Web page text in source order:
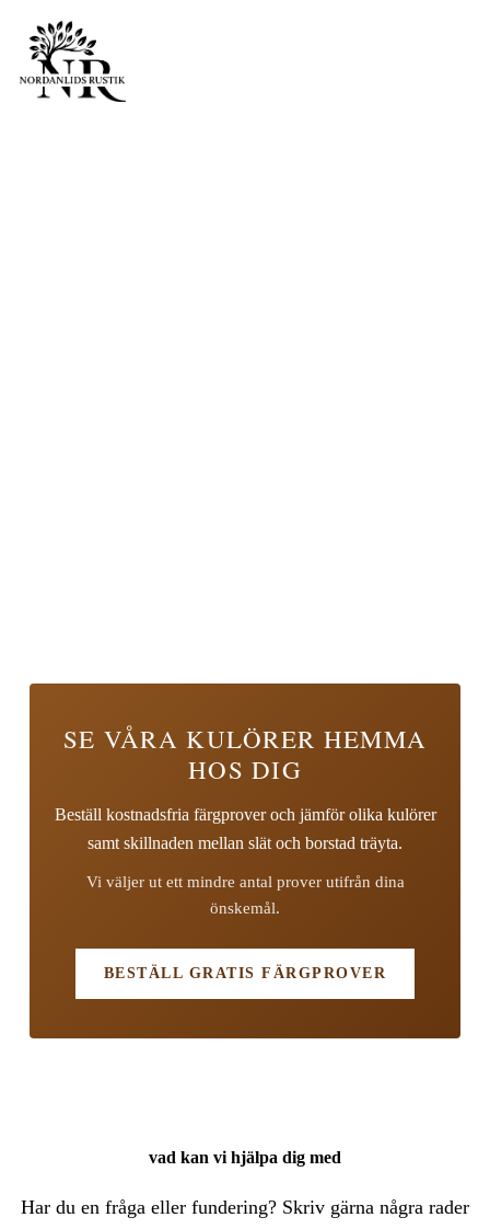
SE VÅRA KULÖRER HEMMA
HOS DIG
Beställ kostnadsfria färgprover och jämför olika kulörer
samt skillnaden mellan slät och borstad träyta.
Vi väljer ut ett mindre antal prover utifrån dina
önskemål.
BESTÄLL GRATIS FÄRGPROVER
vad kan vi hjälpa dig med
Har du en fråga eller fundering? Skriv gärna några rader